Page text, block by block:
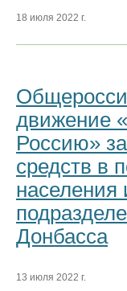
18 июля 2022 г.
движение
Россию»
средств в
населения
Донбасса
13 июля 2022 г.